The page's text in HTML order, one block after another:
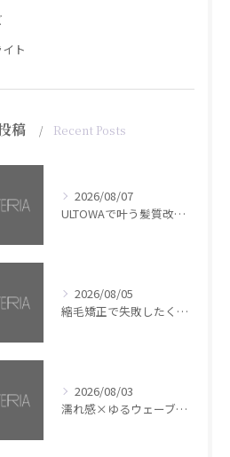
ト
稿 Recent Posts
2026/08/07
ULTOWAで叶う髪質改善美髪カラー【銀座・美容室WISTERIA】
2026/08/05
縮毛矯正で失敗したくない方へ【銀座・美容室WISTERIA】
2026/08/03
濡れ感×ゆるウェーブミディアム【銀座・美容室WISTERIA】